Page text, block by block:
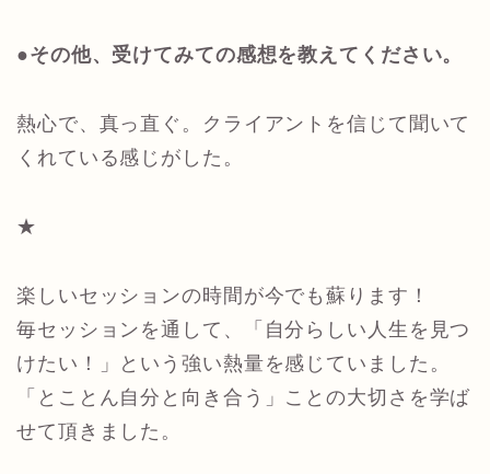
●その他、受けてみての感想を教えてください。
熱心で、真っ直ぐ。クライアントを信じて聞いて
くれている感じがした。
★
楽しいセッションの時間が今でも蘇ります！
毎セッションを通して、「自分らしい人生を見つ
けたい！」という強い熱量を感じていました。
「とことん自分と向き合う」ことの大切さを学ば
せて頂きました。